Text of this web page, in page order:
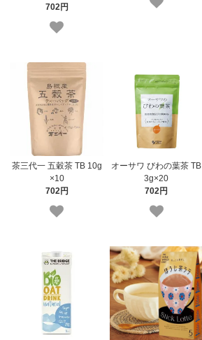
702円
茶三代一 五穀茶 TB 10g
×10
702円
オーサワ びわの葉茶 TB
3g×20
702円